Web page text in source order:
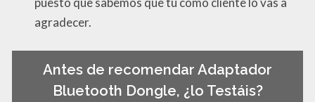
agradecer.
Antes de recomendar Adaptador
Bluetooth Dongle, ¿lo Testáis?